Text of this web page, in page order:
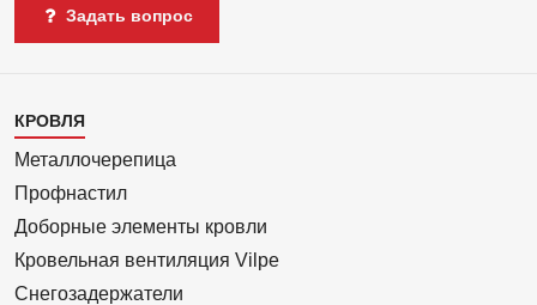
Задать вопрос
Каталог
1
КРОВЛЯ
Металлочерепица
Профнастил
Доборные элементы кровли
Кровельная вентиляция Vilpe
Снегозадержатели